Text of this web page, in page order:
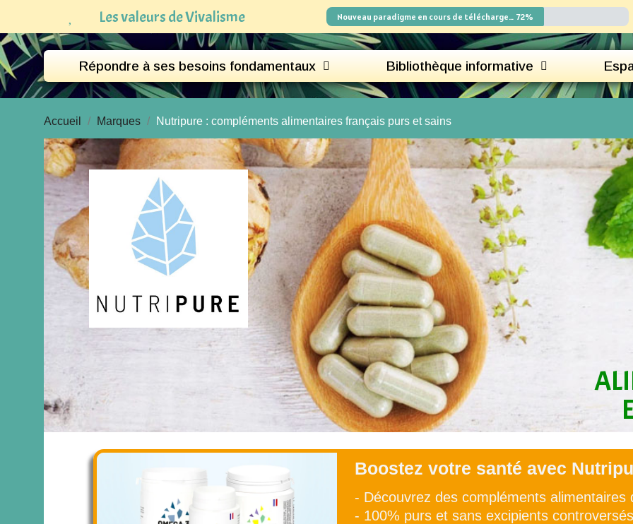
Les valeurs de Vivalisme Nouveau paradigme en cours de téléchargement 72%
Répondre à ses besoins fondamentaux Bibliothèque informative
Accueil Marques Nutripure : compléments alimentaires français purs et sains
Boostez votre santé avec
- Découvrez des compléments alimentaires
- 100% purs et sans excipients